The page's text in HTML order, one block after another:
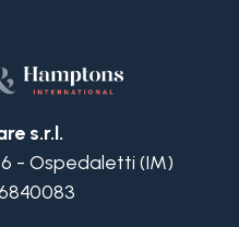
salle à manger
une chambre et deux
de bain, entrée
à la grande terrasse
s.r.l.
- Ospedaletti (IM)